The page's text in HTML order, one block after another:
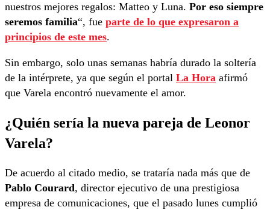
nuestros mejores regalos: Matteo y Luna. Por eso siempre
seremos familia“, fue parte de lo que expresaron a
principios de este mes.
Sin embargo, solo unas semanas habría durado la soltería
de la intérprete, ya que según el portal La Hora afirmó
que Varela encontró nuevamente el amor.
¿Quién sería la nueva pareja de Leonor
Varela?
De acuerdo al citado medio, se trataría nada más que de
Pablo Courard, director ejecutivo de una prestigiosa
empresa de comunicaciones, que el pasado lunes cumplió